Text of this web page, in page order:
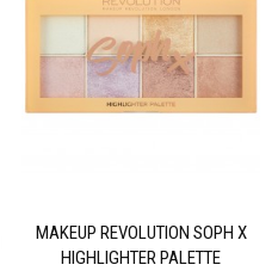
MAKEUP REVOLUTION SOPH X
HIGHLIGHTER PALETTE